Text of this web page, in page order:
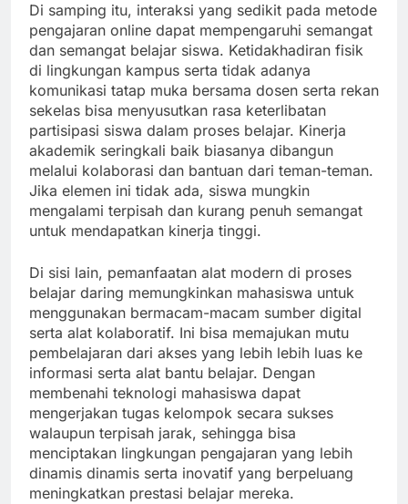
Di samping itu, interaksi yang sedikit pada metode
pengajaran online dapat mempengaruhi semangat
dan semangat belajar siswa. Ketidakhadiran fisik
di lingkungan kampus serta tidak adanya
komunikasi tatap muka bersama dosen serta rekan
sekelas bisa menyusutkan rasa keterlibatan
partisipasi siswa dalam proses belajar. Kinerja
akademik seringkali baik biasanya dibangun
melalui kolaborasi dan bantuan dari teman-teman.
Jika elemen ini tidak ada, siswa mungkin
mengalami terpisah dan kurang penuh semangat
untuk mendapatkan kinerja tinggi.
Di sisi lain, pemanfaatan alat modern di proses
belajar daring memungkinkan mahasiswa untuk
menggunakan bermacam-macam sumber digital
serta alat kolaboratif. Ini bisa memajukan mutu
pembelajaran dari akses yang lebih lebih luas ke
informasi serta alat bantu belajar. Dengan
membenahi teknologi mahasiswa dapat
mengerjakan tugas kelompok secara sukses
walaupun terpisah jarak, sehingga bisa
menciptakan lingkungan pengajaran yang lebih
dinamis dinamis serta inovatif yang berpeluang
meningkatkan prestasi belajar mereka.